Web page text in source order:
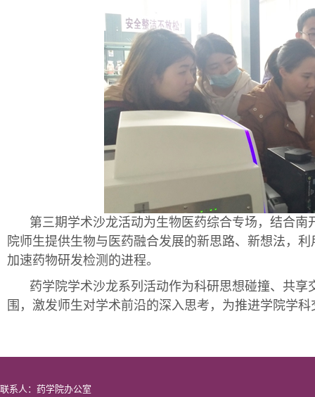
第三期学术沙龙活动为生物医药综合专场，结合
院师生提供生物与医药融合发展的新思路、新想法，
加速药物研发检测的进程。
药学院学术沙龙系列活动作为科研思想碰撞、共
围，激发师生对学术前沿的深入思考，为推进学院学
联系人：药学院办公室